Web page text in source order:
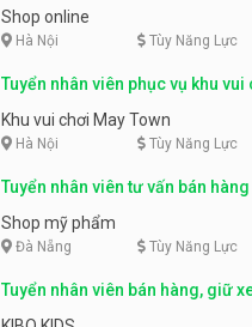
Shop online
Hà Nội Tùy Năng Lực
Tuyển nhân viên phục vụ khu
động
Khu vui chơi May Town
Hà Nội Tùy Năng Lực
Tuyển nhân viên tư vấn bán
Shop mỹ phẩm
Đà Nẵng Tùy Năng Lực
Tuyển nhân viên bán hàng, giữ